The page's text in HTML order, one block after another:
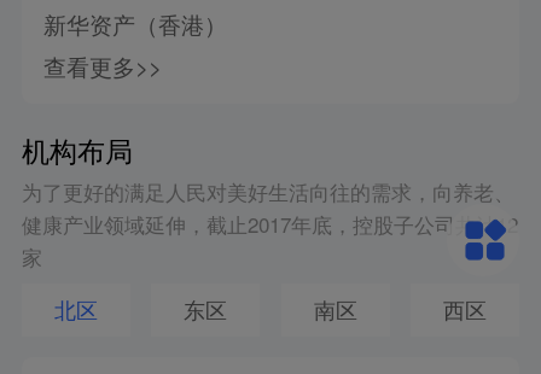
新华资产（香港）
查看更多>>
机构布局
为了更好的满足人民对美好生活向往的需求，向养老、
健康产业领域延伸，截止2017年底，控股子公司共计12
家
北区 东区 南区 西区